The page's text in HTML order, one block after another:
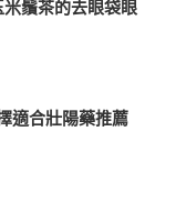
鬚茶的去眼袋眼
適合壯陽藥推薦